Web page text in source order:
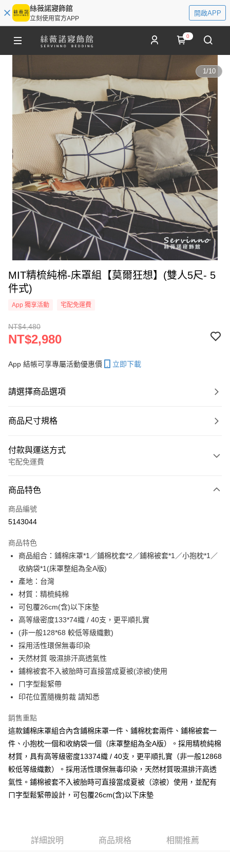
絲薇諾寢飾館
立刻使用官方APP
開啟APP
0
1/10
MIT精梳純棉-床罩組【莫爾狂想】(雙人5尺- 5
件式)
App 獨享活動 宅配免運費
NT$4,480
NT$2,980
App 結帳可享專屬活動優惠價 立即下載
請選擇商品選項
商品尺寸規格
付款與運送方式
宅配免運費
信用卡一次付款
LINE Pay
街口支付
悠遊付
全盈+PAY
ATM付款
運送方式
每筆NT$100，滿NT$1,500(含以上)免運費
免運費
免運費
商品特色
商品編號
5143044
商品特色
商品組合：鋪棉床罩*1／鋪棉枕套*2／鋪棉被套*1／小抱枕*1／
收納袋*1(床罩整組為全A版)
產地：台灣
材質：精梳純棉
可包覆26cm(含)以下床墊
高等級密度133*74織 / 40支，更平順扎實
(非一般128*68 較低等級織數)
採用活性環保無毒印染
天然材質 吸濕排汗高透氣性
鋪棉被套不入被胎時可直接當成夏被(涼被)使用
ㄇ字型鬆緊帶
印花位置隨機剪裁 請知悉
銷售重點
這款鋪棉床罩組合內含鋪棉床罩一件、鋪棉枕套兩件、鋪棉被套一
件、小抱枕一個和收納袋一個（床罩整組為全A版）。採用精梳純棉
材質，具有高等級密度13374織 / 40支，更平順扎實（非一般12868
較低等級織數）。採用活性環保無毒印染，天然材質吸濕排汗高透
氣性。鋪棉被套不入被胎時可直接當成夏被（涼被）使用，並配有
ㄇ字型鬆緊帶設計，可包覆26cm(含)以下床墊
詳細說明 商品規格 相關推薦